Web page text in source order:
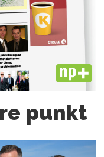
PLUS
punkt